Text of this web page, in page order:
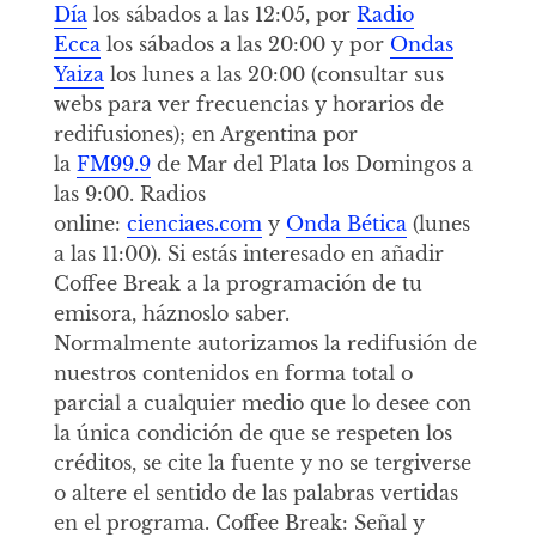
Día los sábados a las 12:05, por Radio
Ecca los sábados a las 20:00 y por Ondas
Yaiza los lunes a las 20:00 (consultar sus
webs para ver frecuencias y horarios de
redifusiones); en Argentina por
la FM99.9de Mar del Plata los Domingos a
las 9:00. Radios
online: cienciaes.com y Onda Bética (lunes
a las 11:00). Si estás interesado en añadir
Coffee Break a la programación de tu
emisora, háznoslo saber.
Normalmente autorizamos la redifusión de
nuestros contenidos en forma total o
parcial a cualquier medio que lo desee con
la única condición de que se respeten los
créditos, se cite la fuente y no se tergiverse
o altere el sentido de las palabras vertidas
en el programa. Coffee Break: Señal y